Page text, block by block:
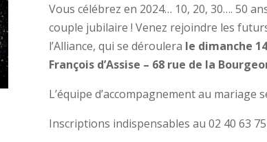
Vous célébrez en 2024… 10, 20, 30…. 50
couple jubilaire ! Venez rejoindre les
l’Alliance, qui se déroulera le dimanche
François d’Assise – 68 rue de la
L’équipe d’accompagnement au mariage
Inscriptions indispensables au 02 40 63